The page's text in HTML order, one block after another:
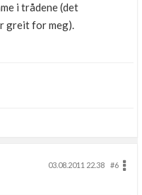
i trådene (det
greit for meg).
03.08.2011 22.38
#6